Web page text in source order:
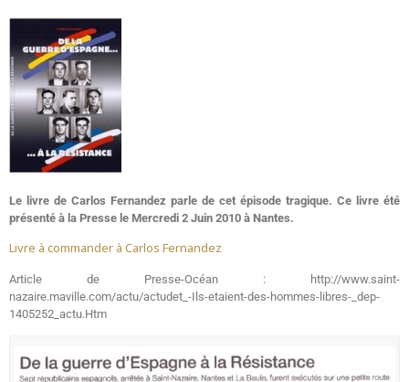
Le livre de Carlos Fernandez parle de cet épisode tragique. Ce livre été
présenté à la Presse le Mercredi 2 Juin 2010 à Nantes.
Livre à commander à Carlos Fernandez
Article de Presse-Océan : http://www.saint-
nazaire.maville.com/actu/actudet_-Ils-etaient-des-hommes-libres-_dep-
1405252_actu.Htm